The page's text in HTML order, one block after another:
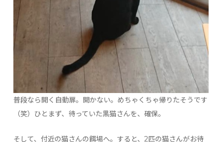
普段なら開く自動扉。開かない。めちゃくちゃ帰りたそうです
（笑）ひとまず、待っていた黒猫さんを、確保。
そして、付近の猫さんの餌場へ。すると、2匹の猫さんがお待